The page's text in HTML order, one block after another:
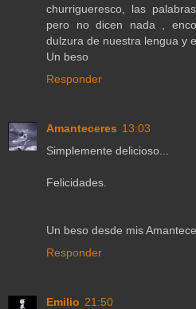
churrigueresco, las
pero no dicen nada ,
dulzura de nuestra lengua y
Un beso
Responder
Amanteceres 13:03
Simplemente delicioso...
Felicidades.
Un beso desde mis
Responder
Emilio 21:50